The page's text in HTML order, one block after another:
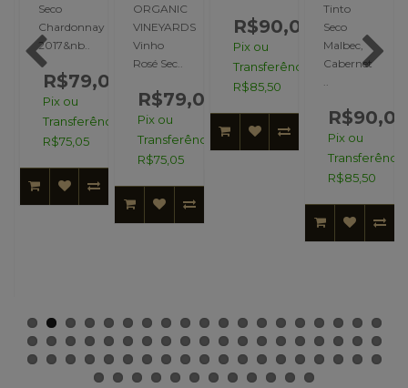
Seco
Chardonnay
2017&nb..
R$79,00
Pix ou
Transferência:
R$75,05
ORGANIC
VINEYARDS
Vinho
Rosé Sec..
R$79,00
Pix ou
Transferência:
R$75,05
R$90,00
Pix ou
Transferência:
R$85,50
Tinto
Seco
Malbec,
Cabernet
R$90,00
Pix ou
R$85,50